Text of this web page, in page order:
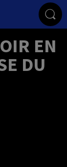
EN
DU